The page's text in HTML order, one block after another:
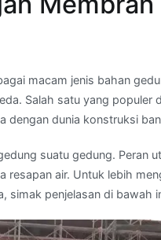
macam jenis bahan
Salah satu yang populer
dengan dunia konstruksi
suatu gedung. Peran
resapan air. Untuk lebih
simak penjelasan di bawah